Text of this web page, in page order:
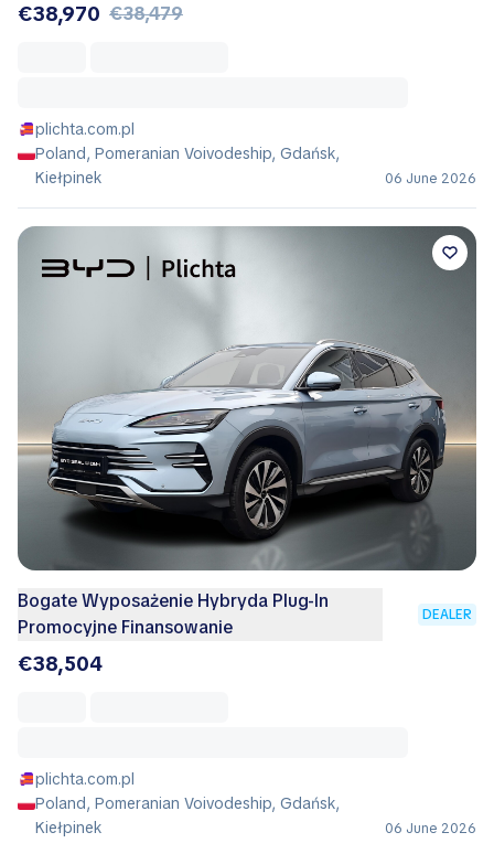
€38,970 €38,479
plichta.com.pl
Poland, Pomeranian Voivodeship, Gdańsk,
Kiełpinek
06 June 2026
Bogate Wyposażenie Hybryda Plug-In
Promocyjne Finansowanie
DEALER
€38,504
plichta.com.pl
Poland, Pomeranian Voivodeship, Gdańsk,
Kiełpinek
06 June 2026